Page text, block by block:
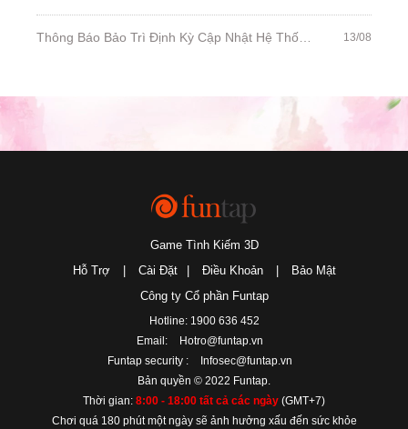
13/08
Game Tình Kiếm 3D
Hỗ Trợ
Cài Đặt Điều Khoản
Bảo Mật
Công ty Cổ phần Funtap
Hotline: 1900 636 452
Email:
Hotro@funtap.vn
Funtap security :
Infosec@funtap.vn
Bản quyền © 2022 Funtap.
Thời gian: 8:00 - 18:00 tất cả các ngày (GMT+7)
Chơi quá 180 phút một ngày sẽ ảnh hưởng xấu đến sức khỏe